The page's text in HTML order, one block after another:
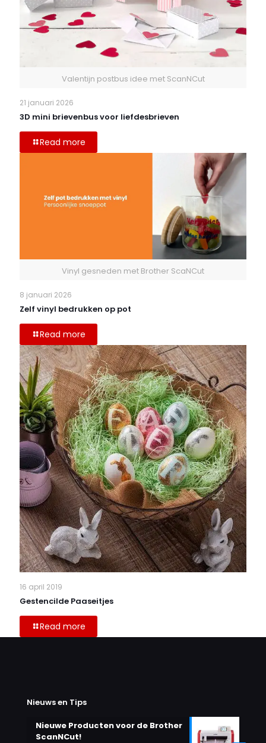
Valentijn postbus idee met ScanNCut
21 januari 2026
3D mini brievenbus voor liefdesbrieven
Read more
Vinyl gesneden met Brother ScaNCut
8 januari 2026
Zelf vinyl bedrukken op pot
Read more
16 april 2019
Gestencilde Paaseitjes
Read more
Nieuws en Tips
Nieuwe Producten voor de Brother
ScanNCut!